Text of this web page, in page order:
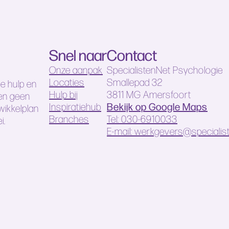
hulp en
geen
Snel naar
Onze aanpak
Locaties
Hulp bij
Inspiratiehub
Branches
Contact
SpecialistenNet Psychologie
Smallepad 32
3811 MG Amersfoort
Bekijk op Google Maps
Tel: 030-6910033
E-mail: